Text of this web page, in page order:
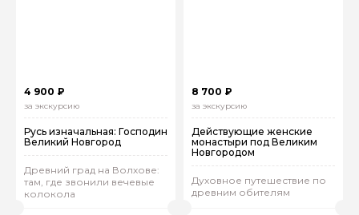
4 900 ₽
за экскурсию
Русь изначальная: Господин
Великий Новгород
Древний град на Волхове:
там, где звонили вечевые
колокола
8 700 ₽
за экскурсию
Действующие женские
монастыри под Великим
Новгородом
Духовное путешествие по
древним обителям